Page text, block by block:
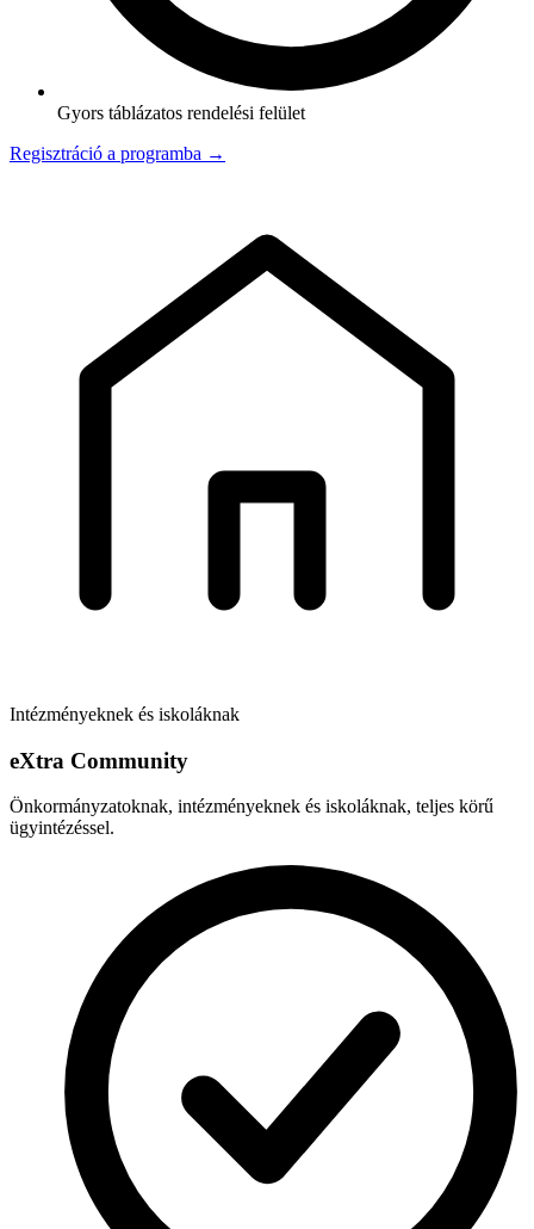
Gyors táblázatos rendelési felület
Regisztráció a programba →
Intézményeknek és iskoláknak
eXtra Community
Önkormányzatoknak, intézményeknek és iskoláknak, teljes körű
ügyintézéssel.